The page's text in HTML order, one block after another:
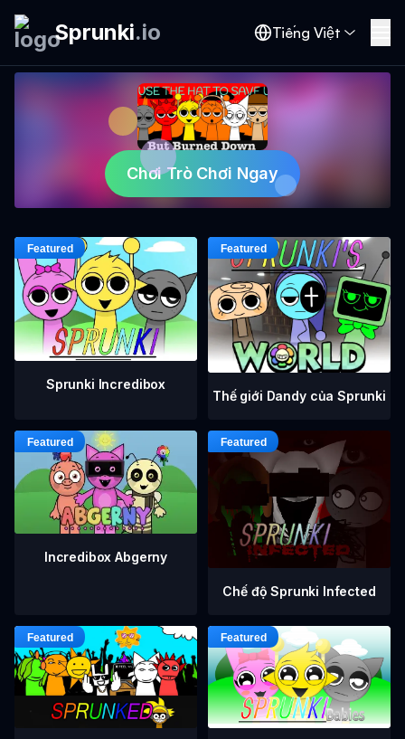
Sprunki.io Tiếng Việt
Chơi Trò Chơi Ngay
Sprunki Incredibox
Thế giới Dandy của Sprunki
Incredibox Abgerny
Chế độ Sprunki Infected